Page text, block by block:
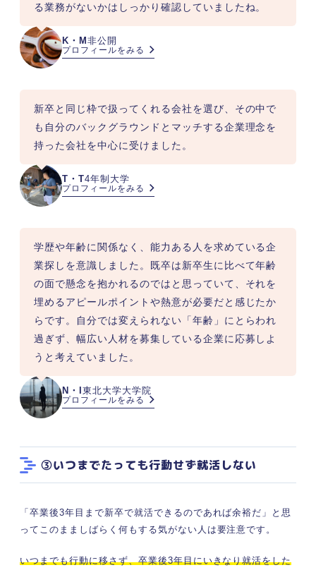
K・M 非公開
プロフィールをみる
る業務がないかはしっかり確認していましたね。
T・T4年制大学
プロフィールをみる
新卒と同じ枠で扱ってくれる会社を選び、その中で
も自分のバックグラウンドとマッチする企業理念を
持った会社を中心に受けました。
N・I 東北大学大学院
プロフィールをみる
学歴や年齢に関係なく、能力ある人を求めている企
業探しを意識しました。既卒は新卒生に比べて年齢
の面で懸念を抱かれるのではと思っていて、それを
埋めるアピールポイントや熱意が必要だと感じたか
らです。自分では変えられない「年齢」にとらわれ
過ぎず、幅広い人材を募集している企業に応募しよ
うと考えていました。
③いつまでたっても行動せず就活しない
「卒業後3年目まで新卒で就活できるのであれば余裕だ」と思
ってこのまましばらく何もする気がない人は要注意です。
いつまでも行動に移さず、卒業後3年目にいきなり就活をした